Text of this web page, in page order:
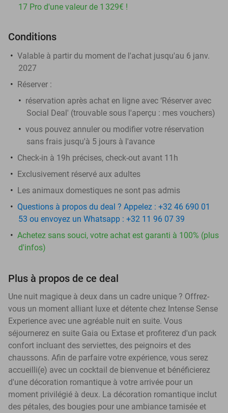
17 Pro d'une valeur de 1 329€ !
Conditions
Valable à partir du moment de l'achat jusqu'au 6 janv.
2027
Réserver :
réservation après achat en ligne avec ‘Réserver avec
Social Deal' (trouvable sous l'aperçu : mes vouchers)
vous pouvez annuler ou modifier votre réservation
sans frais jusqu'à 5 jours à l'avance
Check-in à 19h précises, check-out avant 11h
Exclusivement réservé aux adultes
Les animaux domestiques ne sont pas admis
Questions à propos du deal ? Appelez : +32 46 690 01
53 ou envoyez un Whatsapp : +32 11 96 07 39
Achetez sans souci, votre achat est garanti à 100% (plus
d'infos)
Plus à propos de ce deal
Une nuit magique à deux dans un cadre unique ? Offrez-
vous un moment alliant luxe et détente chez Intense Sense
Experience avec une agréable nuit en suite. Vous
séjournerez en suite Gaia ou Extase et profiterez d'un pack
confort incluant des serviettes, des peignoirs et des
chaussons. Afin de parfaire votre expérience, vous serez
accueilli(e) avec un cocktail de bienvenue et bénéficierez
d'une décoration romantique à votre arrivée pour un
moment privilégié à deux. La décoration romantique inclut
des pétales, des bougies pour une ambiance tamisée et